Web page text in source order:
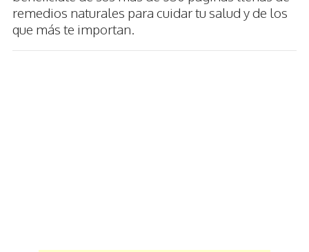
remedios naturales para cuidar tu salud y de los
que más te importan.